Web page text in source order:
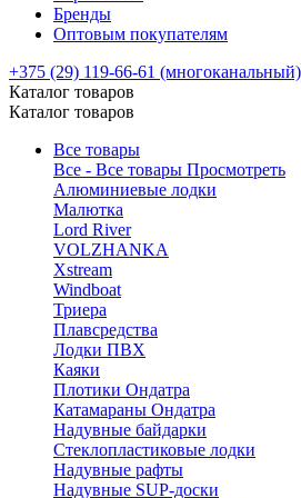
Бренды
Оптовым покупателям
+375 (29) 119-66-61 (многоканальный)
Каталог товаров
Каталог товаров
Все товары
Все - Все товары Просмотреть
Алюминиевые лодки
Малютка
Lord River
VOLZHANKA
Xstream
Windboat
Триера
Плавсредства
Лодки ПВХ
Каяки
Плотики Ондатра
Катамараны Ондатра
Надувные байдарки
Стеклопластиковые лодки
Надувные рафты
Надувные SUP-доски